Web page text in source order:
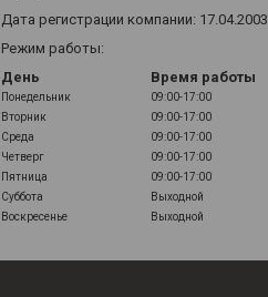
Дата регистрации компании: 17.04.2003
Режим работы:
День
Время работы
Понедельник
09:00-17:00
Вторник
09:00-17:00
Среда
09:00-17:00
Четверг
09:00-17:00
Пятница
09:00-17:00
Суббота
Выходной
Воскресенье
Выходной